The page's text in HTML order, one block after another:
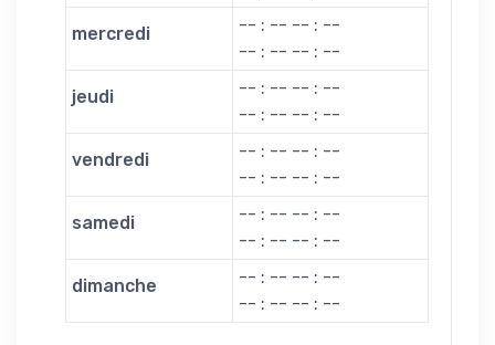
mercredi
-- : -- -- : --
-- : -- -- : --
jeudi
-- : -- -- : --
-- : -- -- : --
vendredi
-- : -- -- : --
-- : -- -- : --
samedi
-- : -- -- : --
-- : -- -- : --
dimanche
-- : -- -- : --
-- : -- -- : --